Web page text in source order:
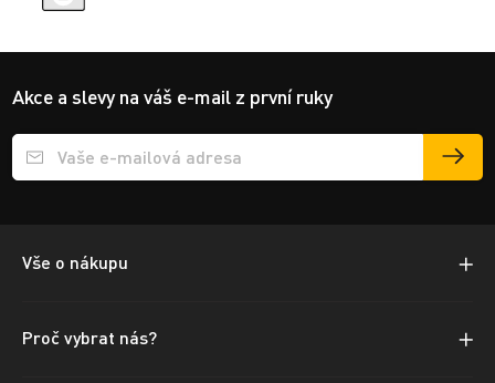
Akce a slevy na váš e-mail z první ruky
Přihlášení e-mailu k odběru
Vše o nákupu
Proč vybrat nás?